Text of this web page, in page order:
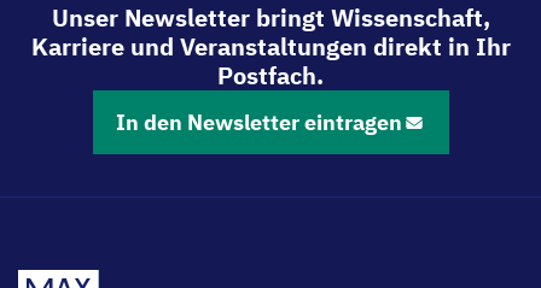
Unser Newsletter bringt Wissenschaft,
Karriere und Veranstaltungen direkt in Ihr
Postfach.
In den Newsletter eintragen